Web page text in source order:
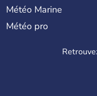
Météo Marine
Météo pro